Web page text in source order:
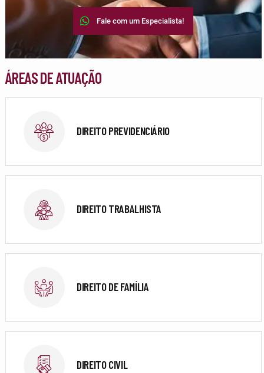
Fale com um Especialista!
ÁREAS DE ATUAÇÃO
DIREITO PREVIDENCIÁRIO
DIREITO TRABALHISTA
DIREITO DE FAMÍLIA
DIREITO CIVIL